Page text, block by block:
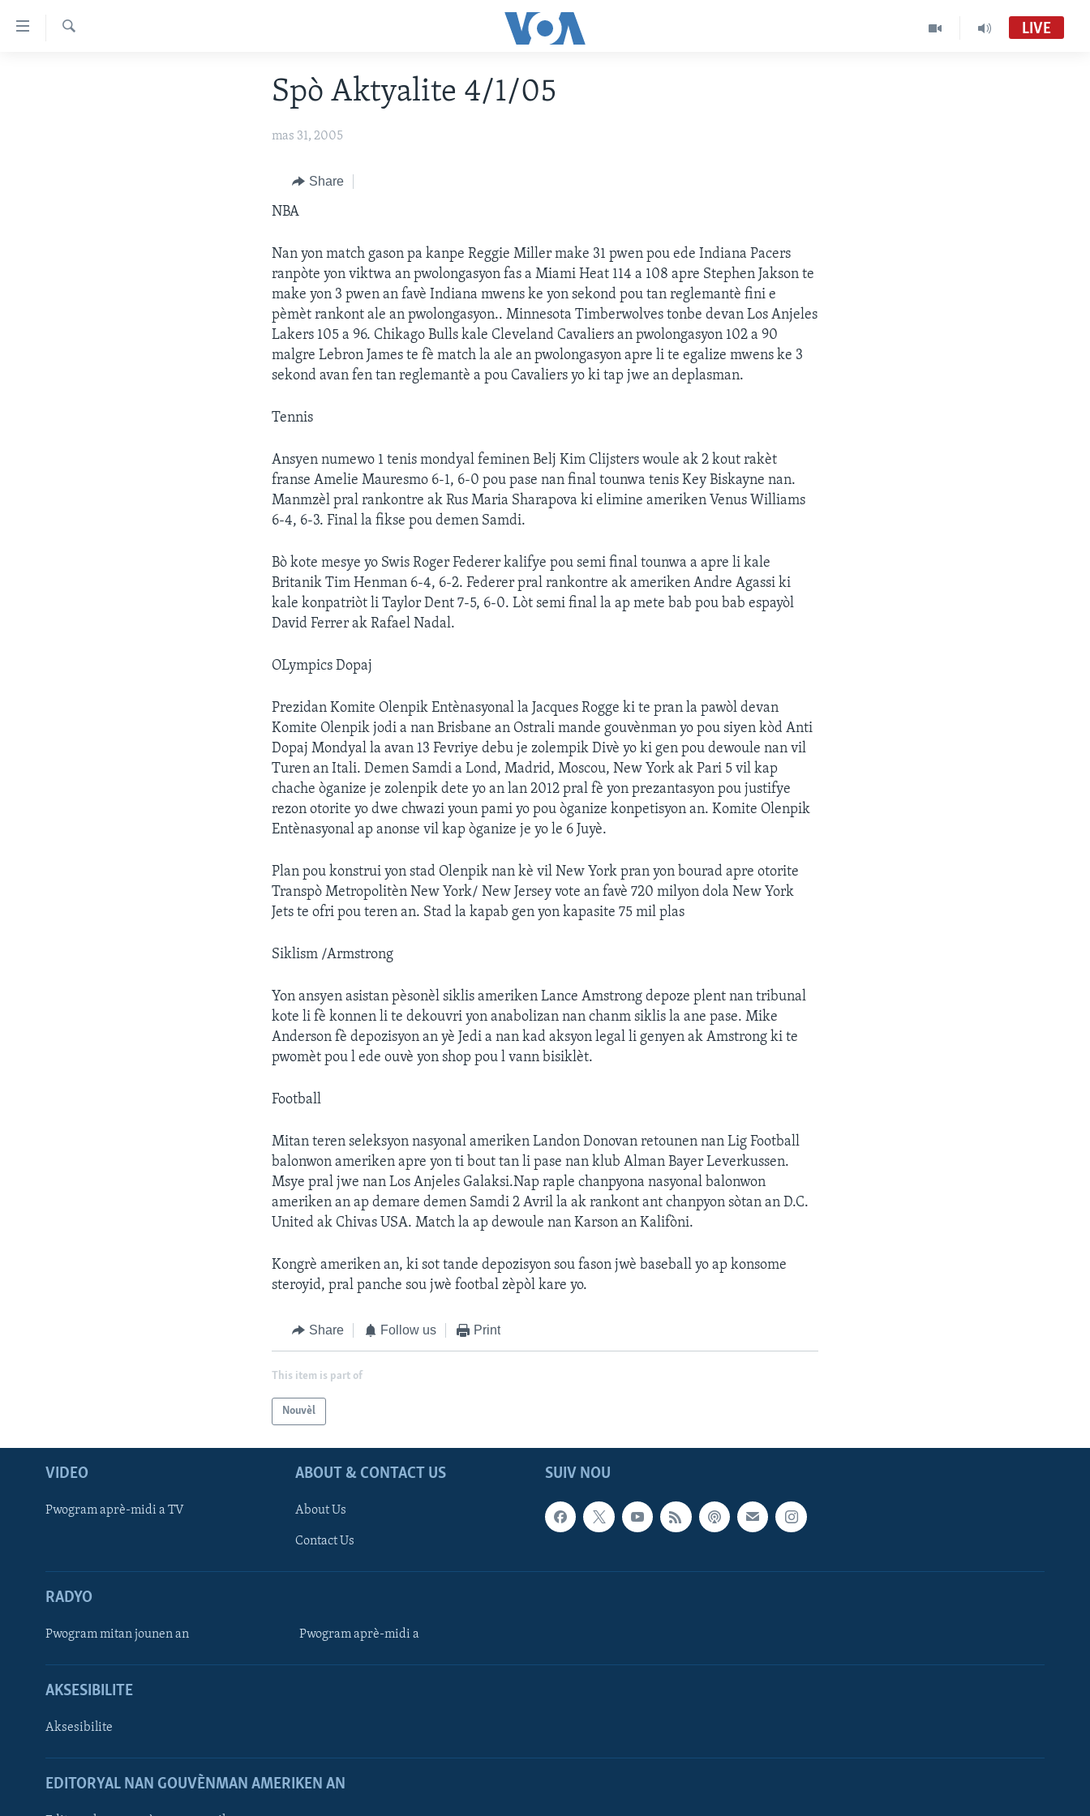
LIVE
Spò Aktyalite 4/1/05
mas 31, 2005
Share
NBA
Nan yon match gason pa kanpe Reggie Miller make 31 pwen pou ede Indiana Pacers
ranpòte yon viktwa an pwolongasyon fas a Miami Heat 114 a 108 apre Stephen Jakson te
make yon 3 pwen an favè Indiana mwens ke yon sekond pou tan reglemantè fini e
pèmèt rankont ale an pwolongasyon.. Minnesota Timberwolves tonbe devan Los Anjeles
Lakers 105 a 96. Chikago Bulls kale Cleveland Cavaliers an pwolongasyon 102 a 90
malgre Lebron James te fè match la ale an pwolongasyon apre li te egalize mwens ke 3
sekond avan fen tan reglemantè a pou Cavaliers yo ki tap jwe an deplasman.
Tennis
Ansyen numewo 1 tenis mondyal feminen Belj Kim Clijsters woule ak 2 kout rakèt
franse Amelie Mauresmo 6-1, 6-0 pou pase nan final tounwa tenis Key Biskayne nan.
Manmzèl pral rankontre ak Rus Maria Sharapova ki elimine ameriken Venus Williams
6-4, 6-3. Final la fikse pou demen Samdi.
Bò kote mesye yo Swis Roger Federer kalifye pou semi final tounwa a apre li kale
Britanik Tim Henman 6-4, 6-2. Federer pral rankontre ak ameriken Andre Agassi ki
kale konpatriòt li Taylor Dent 7-5, 6-0. Lòt semi final la ap mete bab pou bab espayòl
David Ferrer ak Rafael Nadal.
OLympics Dopaj
Prezidan Komite Olenpik Entènasyonal la Jacques Rogge ki te pran la pawòl devan
Komite Olenpik jodi a nan Brisbane an Ostrali mande gouvènman yo pou siyen kòd Anti
Dopaj Mondyal la avan 13 Fevriye debu je zolempik Divè yo ki gen pou dewoule nan vil
Turen an Itali. Demen Samdi a Lond, Madrid, Moscou, New York ak Pari 5 vil kap
chache òganize je zolenpik dete yo an lan 2012 pral fè yon prezantasyon pou justifye
rezon otorite yo dwe chwazi youn pami yo pou òganize konpetisyon an. Komite Olenpik
Entènasyonal ap anonse vil kap òganize je yo le 6 Juyè.
Plan pou konstrui yon stad Olenpik nan kè vil New York pran yon bourad apre otorite
Transpò Metropolitèn New York/ New Jersey vote an favè 720 milyon dola New York
Jets te ofri pou teren an. Stad la kapab gen yon kapasite 75 mil plas
Siklism /Armstrong
Yon ansyen asistan pèsonèl siklis ameriken Lance Amstrong depoze plent nan tribunal
kote li fè konnen li te dekouvri yon anabolizan nan chanm siklis la ane pase. Mike
Anderson fè depozisyon an yè Jedi a nan kad aksyon legal li genyen ak Amstrong ki te
pwomèt pou l ede ouvè yon shop pou l vann bisiklèt.
Football
Mitan teren seleksyon nasyonal ameriken Landon Donovan retounen nan Lig Football
balonwon ameriken apre yon ti bout tan li pase nan klub Alman Bayer Leverkussen.
Msye pral jwe nan Los Anjeles Galaksi.Nap raple chanpyona nasyonal balonwon
ameriken an ap demare demen Samdi 2 Avril la ak rankont ant chanpyon sòtan an D.C.
United ak Chivas USA. Match la ap dewoule nan Karson an Kalifòni.
Kongrè ameriken an, ki sot tande depozisyon sou fason jwè baseball yo ap konsome
steroyid, pral panche sou jwè footbal zèpòl kare yo.
Share Follow us Print
This item is part of
Nouvèl
SUIV NOU
VIDEO
Pwogram aprè-midi a TV
ABOUT & CONTACT US
About Us
Contact Us
RADYO
Pwogram mitan jounen an Pwogram aprè-midi a
AKSESIBILITE
Aksesibilite
EDITORYAL NAN GOUVÈNMAN AMERIKEN AN